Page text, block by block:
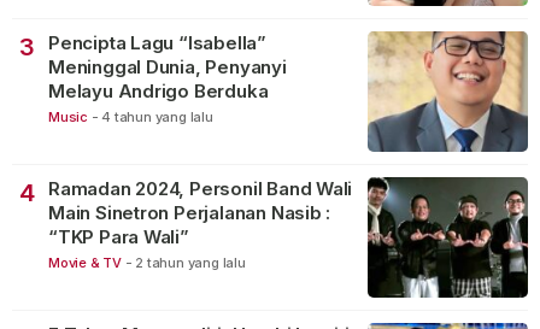
3
Pencipta Lagu “Isabella”
Meninggal Dunia, Penyanyi
Melayu Andrigo Berduka
Music - 4 tahun yang lalu
4
Ramadan 2024, Personil Band Wali
Main Sinetron Perjalanan Nasib :
“TKP Para Wali”
Movie & TV - 2 tahun yang lalu